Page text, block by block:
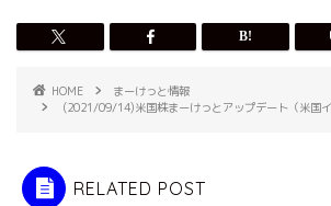
HOME
まーけっと情報
(2021/09/14)米国株まーけっとアップデート（米国イ
RELATED POST